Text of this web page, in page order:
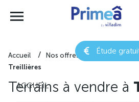
Étude
ACCUEIL
Accueil Nos offres de terrain
Treillières
Terrains à vendre à